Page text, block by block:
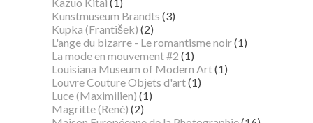
Kunstmuseum Brandts (3)
Kupka (František) (2)
L'ange du bizarre - Le romantisme noir(1)
La mode en mouvement #2 (1)
Louisiana Museum of Modern Art(1)
Louvre Couture Objets d'art(1)
Luce (Maximilien) (1)
Magritte (René) (2)